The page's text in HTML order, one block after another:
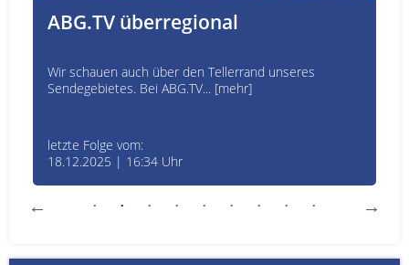
ABG.TV überregional
Wir schauen auch über den Tellerrand unseres
Sendegebietes. Bei ABG.TV... [mehr]
letzte Folge vom:
18.12.2025 | 16:34 Uhr